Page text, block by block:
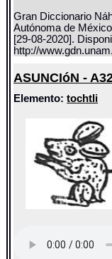
Gran Diccionario
Autónoma de
[29-08-2020].
http://
ASUNCIóN -
Elemento:tochtli